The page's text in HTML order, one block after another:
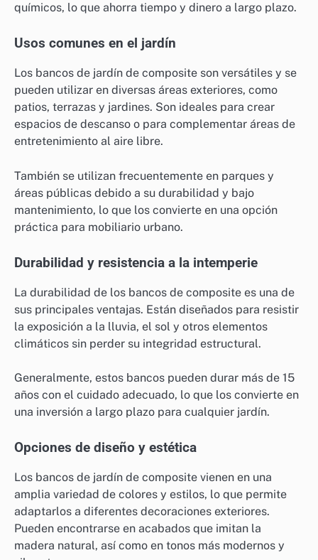
químicos, lo que ahorra tiempo y dinero a largo plazo.
Usos comunes en el jardín
Los bancos de jardín de composite son versátiles y se
pueden utilizar en diversas áreas exteriores, como
patios, terrazas y jardines. Son ideales para crear
espacios de descanso o para complementar áreas de
entretenimiento al aire libre.
También se utilizan frecuentemente en parques y
áreas públicas debido a su durabilidad y bajo
mantenimiento, lo que los convierte en una opción
práctica para mobiliario urbano.
Durabilidad y resistencia a la intemperie
La durabilidad de los bancos de composite es una de
sus principales ventajas. Están diseñados para resistir
la exposición a la lluvia, el sol y otros elementos
climáticos sin perder su integridad estructural.
Generalmente, estos bancos pueden durar más de 15
años con el cuidado adecuado, lo que los convierte en
una inversión a largo plazo para cualquier jardín.
Opciones de diseño y estética
Los bancos de jardín de composite vienen en una
amplia variedad de colores y estilos, lo que permite
adaptarlos a diferentes decoraciones exteriores.
Pueden encontrarse en acabados que imitan la
madera natural, así como en tonos más modernos y